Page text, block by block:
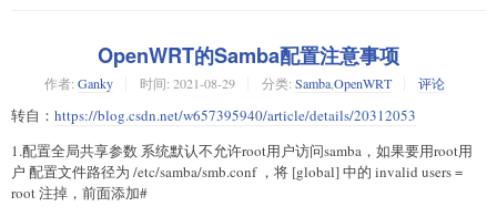
OpenWRT的Samba配置注意事项
作者: Ganky 时间: 2021-08-29 分类: Samba,OpenWRT 评论
转自： https://blog.csdn.net/w657395940/article/details/20312053
1.配置全局共享参数 系统默认不允许root用户访问samba，如果要用root用
户 配置文件路径为 /etc/samba/smb.conf ，将 [global] 中的 invalid users =
root 注掉，前面添加#